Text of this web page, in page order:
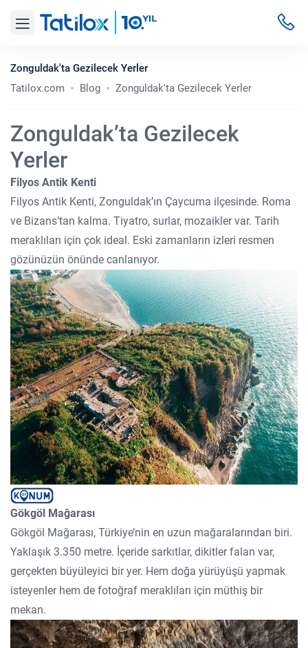
Zonguldak'ta Gezilecek Yerler
Tatilox.com
Blog Zonguldak'ta Gezilecek Yerler
Zonguldak’ta Gezilecek
Yerler
Filyos Antik Kenti
Filyos Antik Kenti, Zonguldak’ın Çaycuma ilçesinde. Roma
ve Bizans’tan kalma. Tiyatro, surlar, mozaikler var. Tarih
meraklıları için çok ideal. Eski zamanların izleri resmen
gözünüzün önünde canlanıyor.
Gökgöl Mağarası
Gökgöl Mağarası, Türkiye’nin en uzun mağaralarından biri.
Yaklaşık 3.350 metre. İçeride sarkıtlar, dikitler falan var,
gerçekten büyüleyici bir yer. Hem doğa yürüyüşü yapmak
isteyenler hem de fotoğraf meraklıları için müthiş bir
mekan.